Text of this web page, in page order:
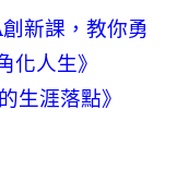
新課，教你勇
化人生》
生涯落點》